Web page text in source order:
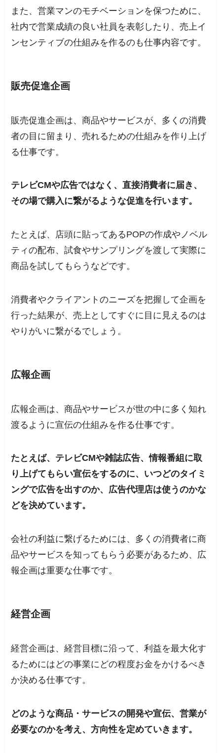
また、営業マンのモチベーションを保つために、
社内で営業成績の良い社員を表彰したり、売上イ
ンセンティブの仕組みを作るのも仕事内容です。
販売促進企画
販売促進企画は、商品やサービスが、多くの消費
者の目に留まり、売れるための仕組みを作り上げ
る仕事です。
テレビCMや広告ではなく、直接消費者に届き、
その場で購入に繋がるような促進を行います。
たとえば、店頭に貼ってあるPOPの作成やノベル
ティの配布、試食やサンプリングを渡して実際に
商品を試してもらうなどです。
消費者やクライアントのニーズを把握して企画を
行った結果が、売上としてすぐに目に見えるのは
やりがいに繋がるでしょう。
広報企画
広報企画は、商品やサービスが世の中に多く知れ
渡るように宣伝の仕組みを作る仕事です。
たとえば、テレビCMや雑誌広告、情報番組に取
り上げてもらい宣伝をするのに、いつどのタイミ
ングで広告を出すのか、広告代理店は使うのかな
どを決めています。
会社の利益に繋げるためには、多くの消費者に商
品やサービスを知ってもらう必要があるため、広
報企画は重要な仕事です。
経営企画
経営企画は、経営目標に沿って、利益を最大化す
るためにはどの事業にどの程度お金をかけるべき
か決める仕事です。
どのような商品・サービスの開発や宣伝、営業が
必要なのかを考え、方向性を定めていきます。